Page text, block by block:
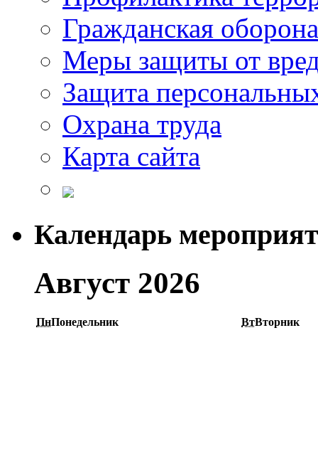
Гражданская оборона
Меры защиты от
Защита
Охрана труда
Карта сайта
Календарь
Август 2026
ПнПонедельник ВтВторник